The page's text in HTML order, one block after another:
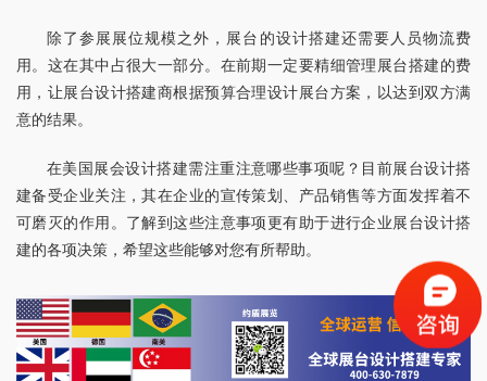
除了参展展位规模之外，展台的设计搭建还需要人员物流费
用。这在其中占很大一部分。在前期一定要精细管理展台搭建的费
用，让展台设计搭建商根据预算合理设计展台方案，以达到双方满
意的结果。
在美国展会设计搭建需注重注意哪些事项呢？目前展台设计搭
建备受企业关注，其在企业的宣传策划、产品销售等方面发挥着不
可磨灭的作用。了解到这些注意事项更有助于进行企业展台设计搭
建的各项决策，希望这些能够对您有所帮助。